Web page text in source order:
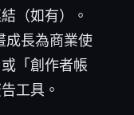
（如有）。
成長為商業使
「創作者帳
工具。